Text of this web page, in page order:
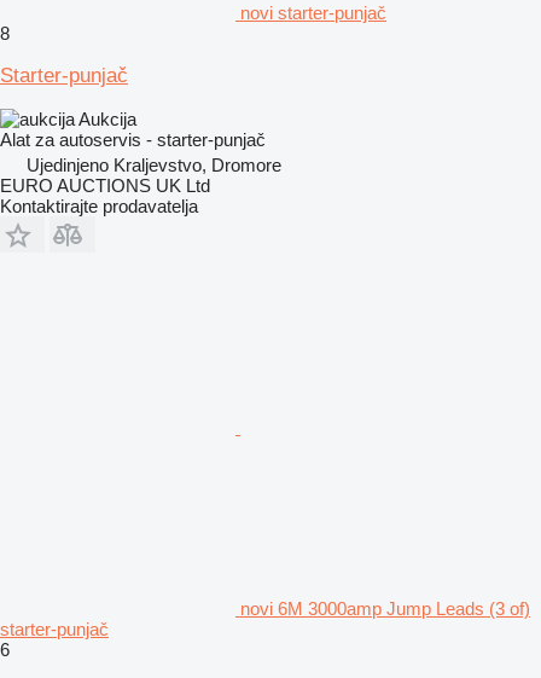
novi starter-punjač
8
Starter-punjač
Aukcija
Alat za autoservis - starter-punjač
Ujedinjeno Kraljevstvo, Dromore
EURO AUCTIONS UK Ltd
Kontaktirajte prodavatelja
novi 6M 3000amp Jump Leads (3 of)
starter-punjač
6